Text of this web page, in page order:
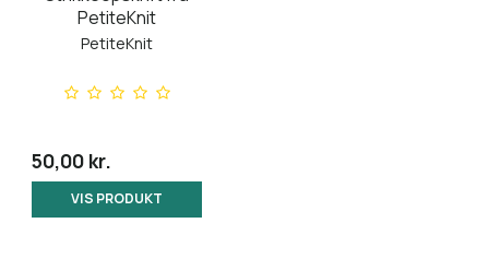
PetiteKnit
PetiteKnit
50,00 kr.
VIS PRODUKT